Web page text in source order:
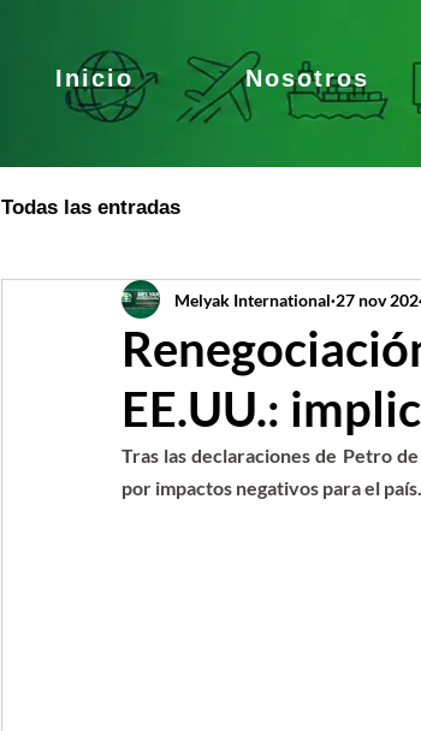
Inicio Nosotros
Todas las entradas
EE.UU.:
Melyak International 27 nov
Tras las declaraciones de Petro
por impactos negativos para el país.